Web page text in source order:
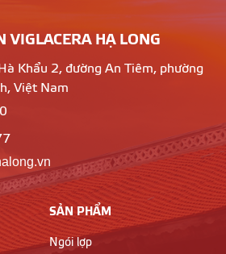
VIGLACERA HẠ LONG
Khẩu 2, đường An Tiêm, phường
Việt Nam
SẢN PHẨM
Ngói lợp